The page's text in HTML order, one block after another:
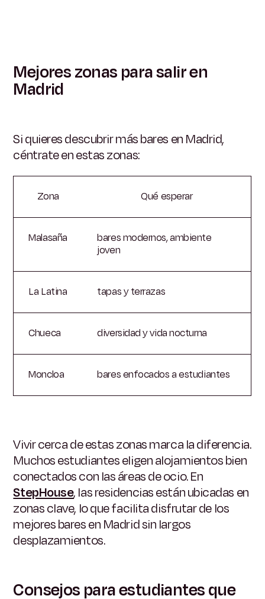
Mejores zonas para salir en
Madrid
Si quieres descubrir más bares en Madrid,
céntrate en estas zonas:
Zona Qué esperar
Malasaña
bares modernos, ambiente
joven
La Latina tapas y terrazas
Chueca diversidad y vida nocturna
Moncloa bares enfocados a estudiantes
Vivir cerca de estas zonas marca la diferencia.
Muchos estudiantes eligen alojamientos bien
conectados con las áreas de ocio. En
StepHouse, las residencias están ubicadas en
zonas clave, lo que facilita disfrutar de los
mejores bares en Madrid sin largos
desplazamientos.
Consejos para estudiantes que